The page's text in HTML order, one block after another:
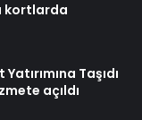
kortlarda
Taşıdı
açıldı